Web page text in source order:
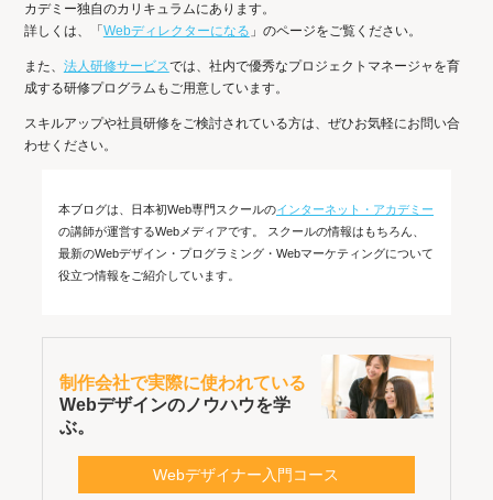
カデミー独自のカリキュラムにあります。
詳しくは、「 Webディレクターになる 」のページをご覧ください。
また、 法人研修サービスでは、社内で優秀なプロジェクトマネージャを育
成する研修プログラムもご用意しています。
スキルアップや社員研修をご検討されている方は、ぜひお気軽にお問い合
わせください。
本ブログは、日本初Web専門スクールのインターネット・アカデミー
の講師が運営するWebメディアです。 スクールの情報はもちろん、
最新のWebデザイン・プログラミング・Webマーケティングについて
役立つ情報をご紹介しています。
制作会社で実際に使われている
Webデザインのノウハウを学
ぶ。
Webデザイナー入門コース